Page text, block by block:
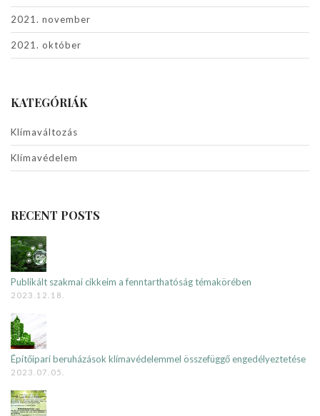
2021. november
2021. október
KATEGÓRIÁK
Klímaváltozás
Klímavédelem
RECENT POSTS
Publikált szakmai cikkeim a fenntarthatóság témakörében
2023.12.18.
Építőipari beruházások klímavédelemmel összefüggő engedélyeztetése
2023.07.05.